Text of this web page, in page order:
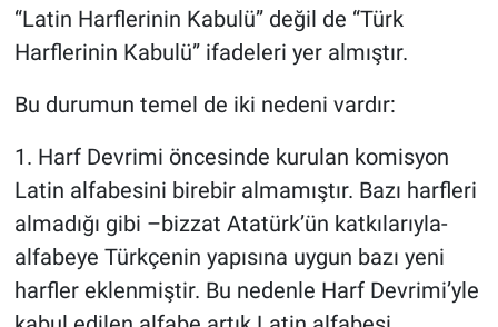
“Latin Harflerinin Kabulü” değil de “Türk
Harflerinin Kabulü” ifadeleri yer almıştır.
Bu durumun temel de iki nedeni vardır:
1. Harf Devrimi öncesinde kurulan komisyon
Latin alfabesini birebir almamıştır. Bazı harfleri
almadığı gibi –bizzat Atatürk’ün katkılarıyla-
alfabeye Türkçenin yapısına uygun bazı yeni
harfler eklenmiştir. Bu nedenle Harf Devrimi’yle